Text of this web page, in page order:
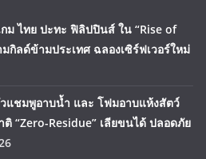
ม ไทย ปะทะ ฟิลิปปินส์ ใน “Rise of
กิลด์ข้ามประเทศ ฉลองเซิร์ฟเวอร์ใหม่
วแชมพูอาบน้ำ และ โฟมอาบแห้งสัตว์
“Zero-Residue” เลียขนได้ ปลอดภัย